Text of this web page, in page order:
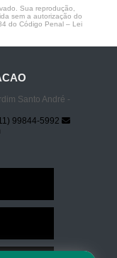
Sua reprodução,
sem a autorização do
do Código Penal – Lei
Santo André -
99844-5992